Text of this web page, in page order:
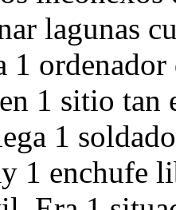
lagunas
1
1 sitio tan
1
1 enchufe